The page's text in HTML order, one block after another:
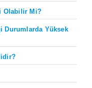
Olabilir Mi?
Durumlarda Yüksek